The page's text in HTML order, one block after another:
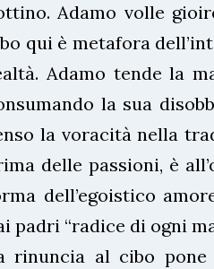
Adamo volle
qui è metafora
Adamo tende la
la sua
la voracità nella
delle passioni, è
dell’egoistico
padri “radice di ogni
rinuncia al cibo